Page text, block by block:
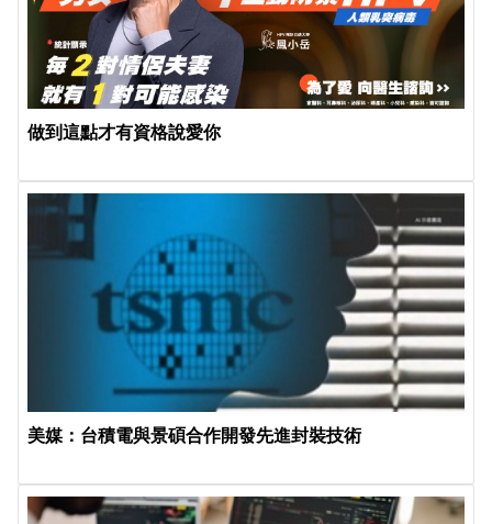
做到這點才有資格說愛你
美媒：台積電與景碩合作開發先進封裝技術